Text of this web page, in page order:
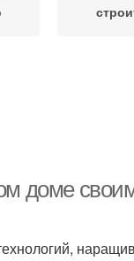
доме